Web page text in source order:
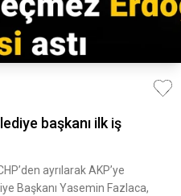
başkanı ilk iş
ayrılarak AKP’ye
Başkanı Yasemin Fazlaca,